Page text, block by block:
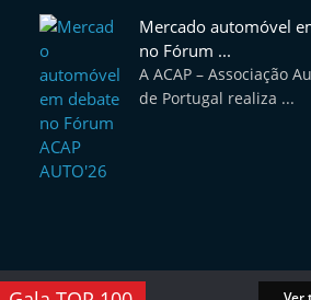
Mercado automóvel
no Fórum ...
A ACAP – Associação
de Portugal realiza ...